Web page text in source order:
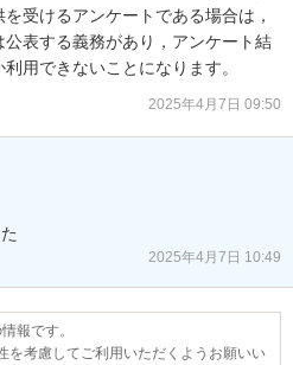
受けるアンケートである場合は，
表する義務があり，アンケート結
用できないことになります。
2025年4月7日 09:50
2025年4月7日 10:49
報です。
を考慮してご利用いただくようお願いい